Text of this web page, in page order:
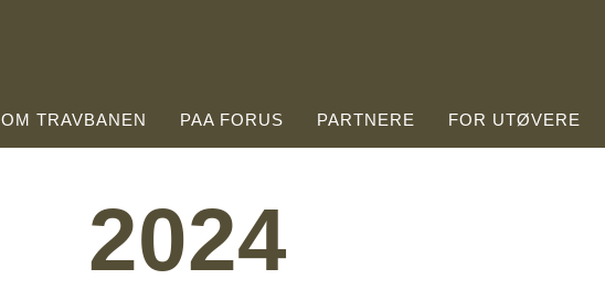
OM TRAVBANEN PAA FORUS PARTNERE FOR UTØVERE
2024